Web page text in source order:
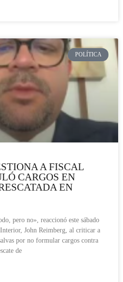
POLÍTICA
A FISCAL
CARGOS EN
EN
pero no», reaccionó este sábado
John Reimberg, al criticar a
por no formular cargos contra
de